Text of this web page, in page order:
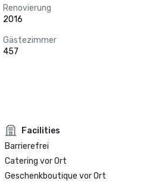
Renovierung
2016
Gästezimmer
457
Facilities
Barrierefrei
Catering vor Ort
Geschenkboutique vor Ort